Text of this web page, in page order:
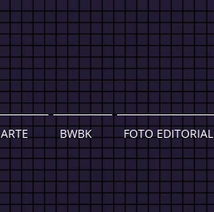
ARTE BWBK FOTO EDITORIAL